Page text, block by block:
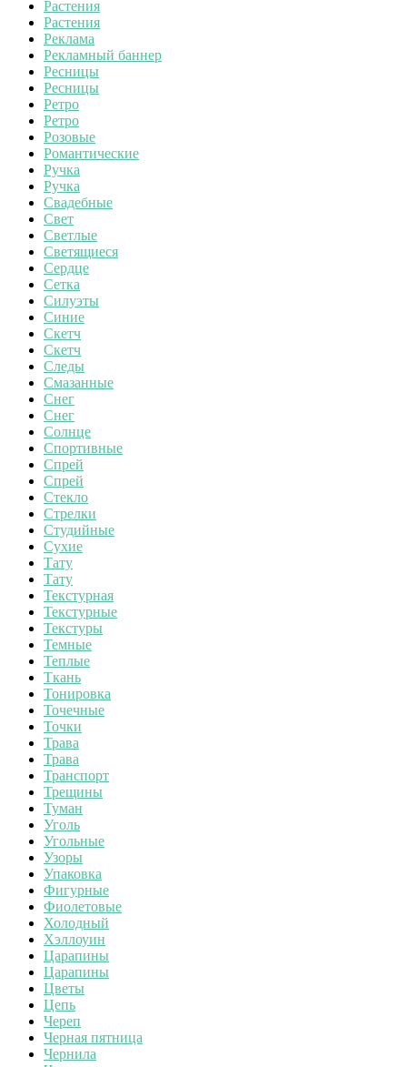
Растения
Растения
Реклама
Рекламный баннер
Ресницы
Ресницы
Ретро
Ретро
Розовые
Романтические
Ручка
Ручка
Свадебные
Свет
Светлые
Светящиеся
Сердце
Сетка
Силуэты
Синие
Скетч
Скетч
Следы
Смазанные
Снег
Снег
Солнце
Спортивные
Спрей
Спрей
Стекло
Стрелки
Студийные
Сухие
Тату
Тату
Текстурная
Текстурные
Текстуры
Темные
Теплые
Ткань
Тонировка
Точечные
Точки
Трава
Трава
Транспорт
Трещины
Туман
Уголь
Угольные
Узоры
Упаковка
Фигурные
Фиолетовые
Холодный
Хэллоуин
Царапины
Царапины
Цветы
Цепь
Череп
Черная пятница
Чернила